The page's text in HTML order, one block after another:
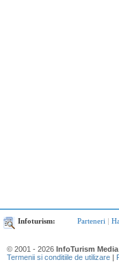
Infoturism: Parteneri |
© 2001 - 2026 InfoTurism
Termenii si conditiile de utilizare |